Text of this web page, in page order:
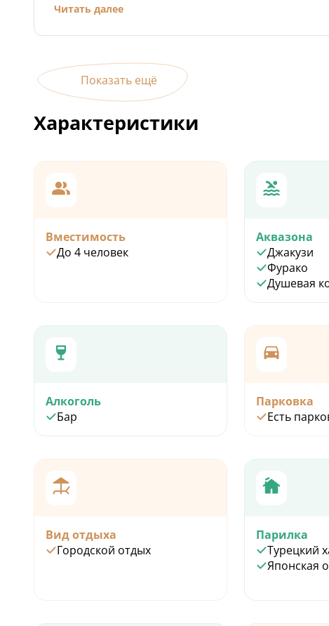
негативную энергию, перераспределяет энергию из
Читать далее
Показать ещё
Характеристики
Вместимость
До 4 человек
Аквазона
Джакузи
Фурако
Душевая
Алкоголь
Бар
Парковка
Есть
Вид отдыха
Городской отдых
Парилка
Турецкий
Японская